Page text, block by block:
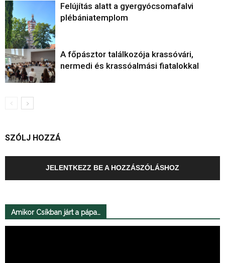
Felújítás alatt a gyergyócsomafalvi
plébániatemplom
A főpásztor találkozója krassóvári,
nermedi és krassóalmási fiatalokkal
SZÓLJ HOZZÁ
JELENTKEZZ BE A HOZZÁSZÓLÁSHOZ
Amikor Csíkban járt a pápa…